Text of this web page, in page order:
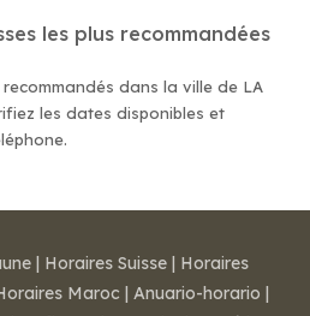
les plus recommandées
dans la ville de LA
les dates disponibles et
| Horaires Suisse | Horaires
Maroc | Anuario-horario |